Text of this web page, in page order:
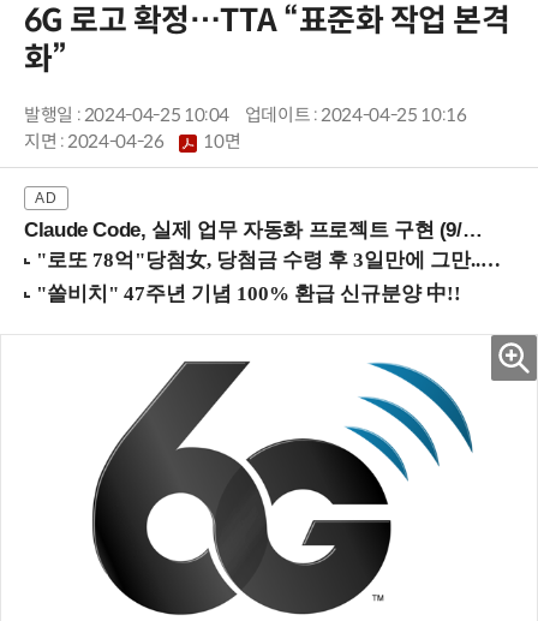
6G 로고 확정…TTA “표준화 작업 본격
화”
발행일 : 2024-04-25 10:04
업데이트 : 2024-04-25 10:16
지면 :2024-04-26 10면
Claude Code, 실제 업무 자동화 프로젝트 구현 (9/16 ~17 강남역)